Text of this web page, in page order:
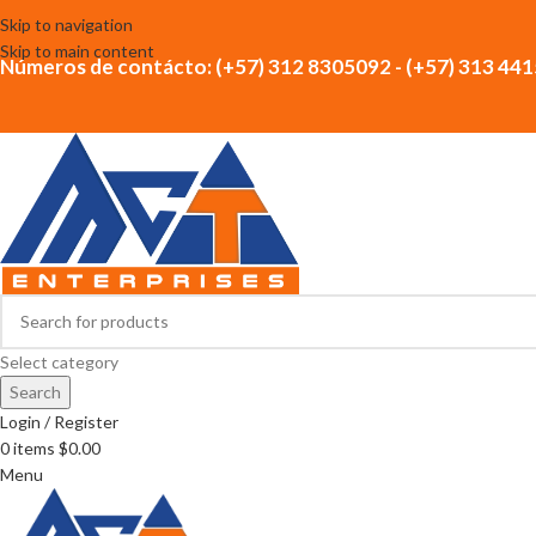
Skip to navigation
Skip to main content
Números de contácto: (+57) 312 8305092 - (+57) 313
Select category
Search
Login / Register
0items $0.00
Menu